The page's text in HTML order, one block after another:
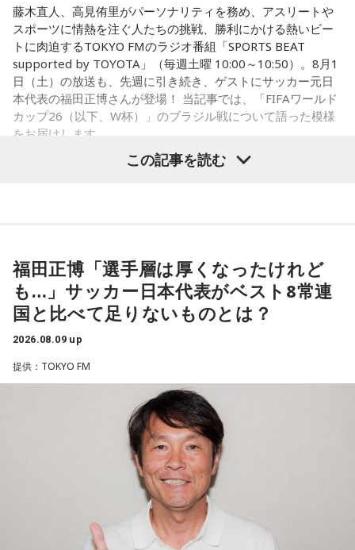
藤木直人、高見侑里がパーソナリティを務め、アスリートや
スポーツに情熱を注ぐ人たちの挑戦、勝利にかける熱いビー
トに肉迫するTOKYO FMのラジオ番組「SPORTS BEAT
supported by TOYOTA」（毎週土曜 10:00～10:50）。8月1
日（土）の放送も、先週に引き続き、ゲストにサッカー元日
本代表の福田正博さんが登場！ 当記事では、「FIFAワールド
カップ26（以下、W杯）」のブラジル戦について語った模様
をお届けします。
輝き、Jリーグ通算228試合出場93得点を挙げ、日本代表では
45試合出場で9ゴールを記録するなど活躍を見せ、1993年に
はW杯アジア地区最終予選にも出場しました。2002年に現役
を引退した後は、サッカー解説者としてメディアでの活動の
活かしながら幅広く活動しています。
◆福田正博がW杯ブラジル戦を総括
藤木：ブラジル戦で、前半は佐野海舟選手の素晴らしいイン
ターセプトからのゴールがありましたし、前半の終了間際に
は日本がボールを持つ時間もありました。しかし、後半に入
ってからブラジルが戦略を変えてきて、日本が一方的に押し
込まれてしまった。試合のなかで具体的な戦術が打ち出せな
かったと考えると、（選手のなかに）もう少し具体的な戦略
を示す人、ブレーンが必要なのかなと素人目には思ってしま
うのですが……。
この記事を読む
福田正博「選手層は厚くなったけれど
も…」サッカー日本代表がベスト8常連
国と比べて足りないものとは？
2026.08.09 up
提供：TOKYO FM